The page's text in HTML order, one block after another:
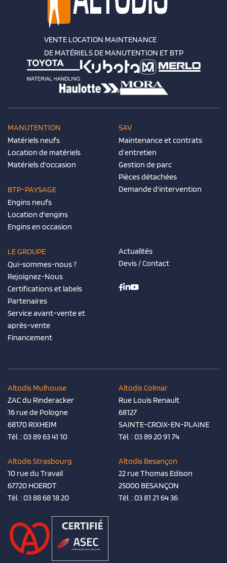
VENTE LOCATION MAINTENANCE
DE MATÉRIELS DE MANUTENTION ET BTP
MANUTENTION
Matériels neufs
Location de matériels
Matériels d'occasion
BTP-PAYSAGE
Engins neufs
Location d'engins
Engins en occasion
SAV
Maintenance et contrats
d’entretien
Gestion de parc
Pièces détachées
Demande d'intervention
LE GROUPE
Qui-sommes-nous ?
Rejoignez-Nous
Certifications et labels
Partenaires
Service avant-vente et
après-vente
Financement
Actualités
Devis / Contact
Altodis Mulhouse
ZAC du Rinderacker
16 rue de Pologne
68170 RIXHEIM
Tél. :03 89 63 41 10
Altodis Colmar
Rue Louis Renault
68127
SAINTE-CROIX-EN-PLAINE
Tél. :03 89 20 91 74
Altodis Strasbourg
10 rue du Travail
67720 HOERDT
Tél. :03 88 68 18 20
Altodis Besançon
22 rue Thomas Edison
25000 BESANÇON
Tél. :03 81 21 64 36